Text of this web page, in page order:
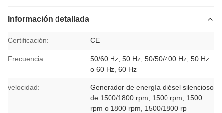
Información detallada
Certificación: CE
Frecuencia:
50/60 Hz, 50 Hz, 50/50/400 Hz, 50 Hz
o 60 Hz, 60 Hz
velocidad:
Generador de energía diésel silencioso
de 1500/1800 rpm, 1500 rpm, 1500
rpm o 1800 rpm, 1500/1800 rp